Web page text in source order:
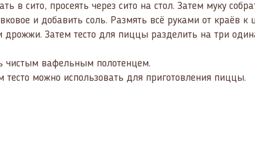
сито, просеять через сито на стол. Затем муку
и добавить соль. Размять всё руками от краёв к
Затем тесто для пиццы разделить на три
чистым вафельным полотенцем.
можно использовать для приготовления пиццы.